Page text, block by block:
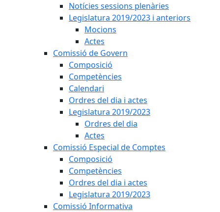
Notícies sessions plenàries
Legislatura 2019/2023 i anteriors
Mocions
Actes
Comissió de Govern
Composició
Competències
Calendari
Ordres del dia i actes
Legislatura 2019/2023
Ordres del dia
Actes
Comissió Especial de Comptes
Composició
Competències
Ordres del dia i actes
Legislatura 2019/2023
Comissió Informativa